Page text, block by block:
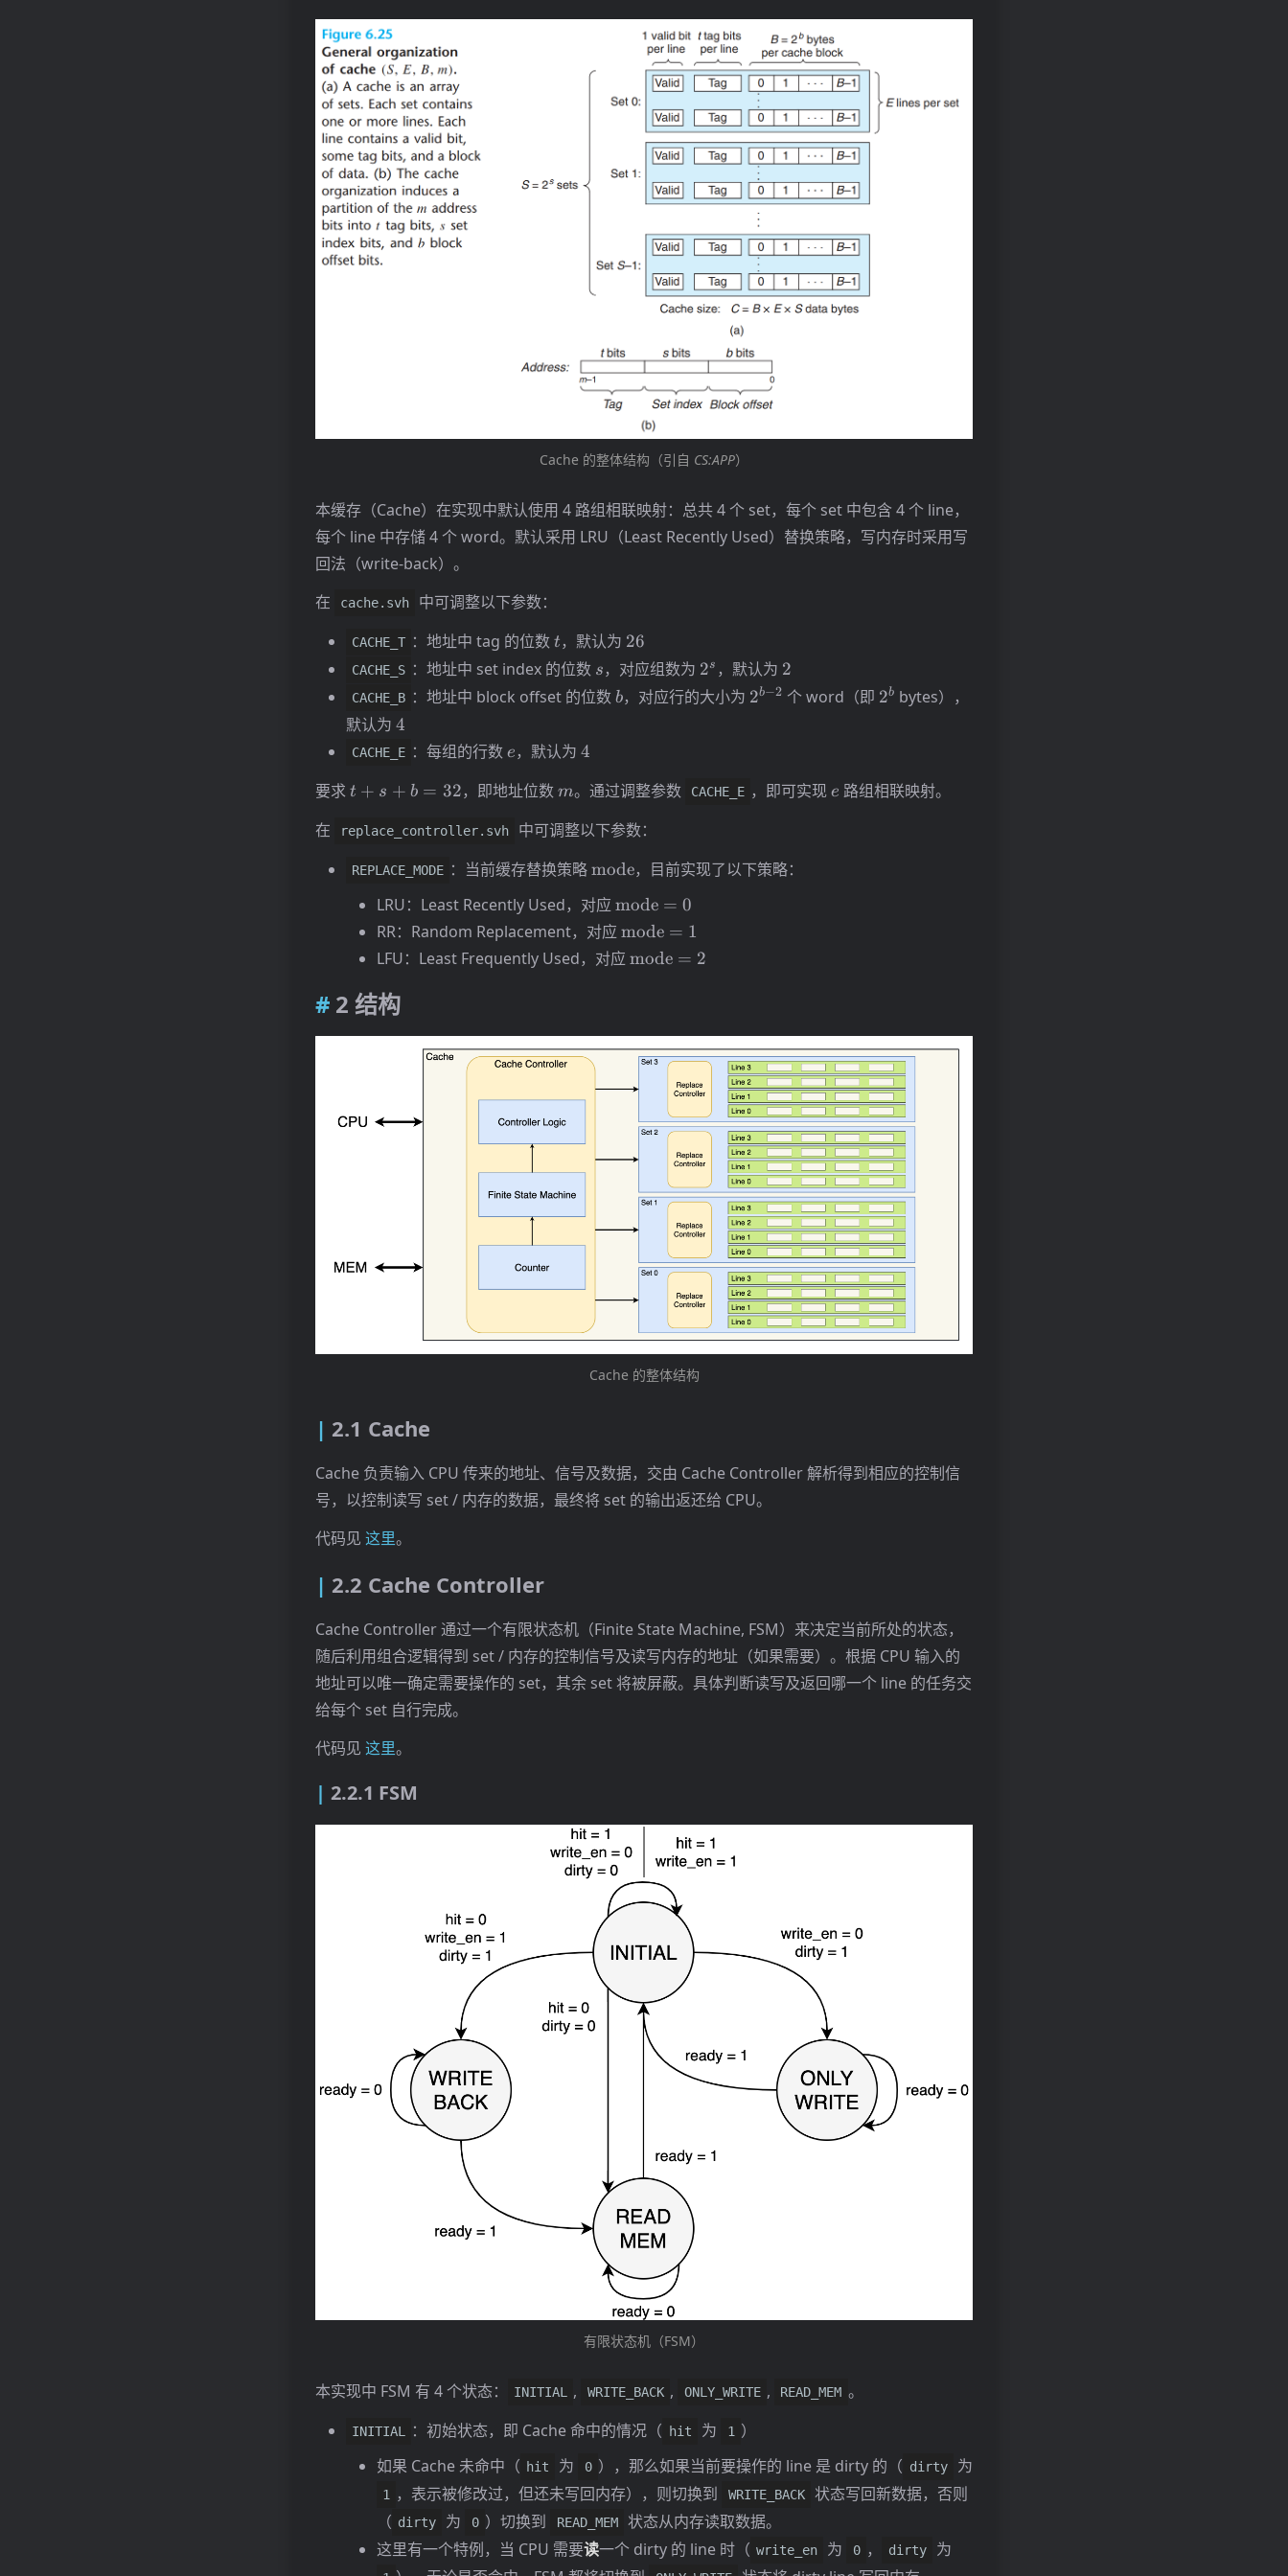
Cache 的整体结构（引自 CS:APP）
本缓存（Cache）在实现中默认使用 4 路组相联映射：总共 4 个 set，每个 set 中包含 4 个 line，
每个 line 中存储 4 个 word。默认采用 LRU（Least Recently Used）替换策略，写内存时采用写
回法（write-back）。
在
cache.svh 中可调整以下参数：
CACHE_T ：地址中 tag 的位数t
t ，默认为 26
26
CACHE_S ：地址中 set index 的位数 s
s ，对应组数为 2^s
2s ，默认为 2
2
CACHE_B ：地址中 block offset 的位数b
b，对应行的大小为 2^{b-
2b−2 个 word（即 2^b
2b bytes），
默认为 4
4
CACHE_E ：每组的行数e
e ，默认为4
4
要求t+s+b=32
t + s + b = 32，即地址位数 m
m。通过调整参数 CACHE_E ，即可实现e
e 路组相联映射。
在
replace_controller.svh 中可调整以下参数：
REPLACE_MODE ：当前缓存替换策略\mathrm{mode}
mode，目前实现了以下策略：
LRU：Least Recently Used，对应 \mathrm{mode}=0
mode = 0
RR：Random Replacement，对应 \mathrm{mode}=1
mode = 1
LFU：Least Frequently Used，对应 \mathrm{mode}=2
mode = 2
2 结构
Cache 的整体结构
2.1 Cache
Cache 负责输入 CPU 传来的地址、信号及数据，交由 Cache Controller 解析得到相应的控制信
号，以控制读写 set / 内存的数据，最终将 set 的输出返还给 CPU。
代码见 这里。
2.2 Cache Controller
Cache Controller 通过一个有限状态机（Finite State Machine, FSM）来决定当前所处的状态，
随后利用组合逻辑得到 set / 内存的控制信号及读写内存的地址（如果需要）。根据 CPU 输入的
地址可以唯一确定需要操作的 set，其余 set 将被屏蔽。具体判断读写及返回哪一个 line 的任务交
给每个 set 自行完成。
代码见 这里。
2.2.1 FSM
有限状态机（FSM）
本实现中 FSM 有 4 个状态： INITIAL , WRITE_BACK , ONLY_WRITE , READ_MEM 。
INITIAL ：初始状态，即 Cache 命中的情况（ hit 为 1 ）
如果 Cache 未命中（ hit 为 0 ），那么如果当前要操作的 line 是 dirty 的（ dirty 为
1 ，表示被修改过，但还未写回内存），则切换到 WRITE_BACK
状态写回新数据，否则
（ dirty 为 0 ）切换到 READ_MEM
状态从内存读取数据。
这里有一个特例，当 CPU 需要读一个 dirty 的 line 时（ write_en 为 0 ， dirty 为